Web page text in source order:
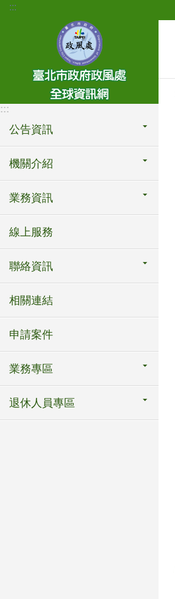
跳到主要內容區塊
:::
:::
公告資訊
機關介紹
業務資訊
線上服務
聯絡資訊
相關連結
申請案件
業務專區
退休人員專區